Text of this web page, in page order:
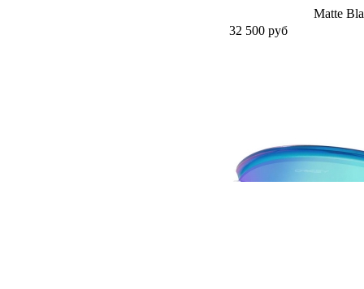
Matte
32 500 руб